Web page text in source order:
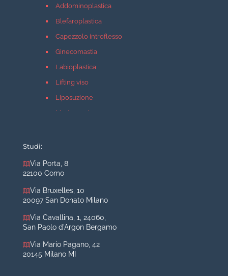
Addominoplastica
Blefaroplastica
Capezzolo introflesso
Ginecomastia
Labioplastica
Lifting viso
Liposuzione
Mastopessi
Rinoplastica
Medicina estetica Milano
Acido ialuronico viso
Aumento labbra
Filler
Studi:
Via Porta, 8
22100 Como
Via Bruxelles, 10
20097 San Donato Milano
Via Cavallina, 1, 24060,
San Paolo d'Argon Bergamo
Via Mario Pagano, 42
20145 Milano MI